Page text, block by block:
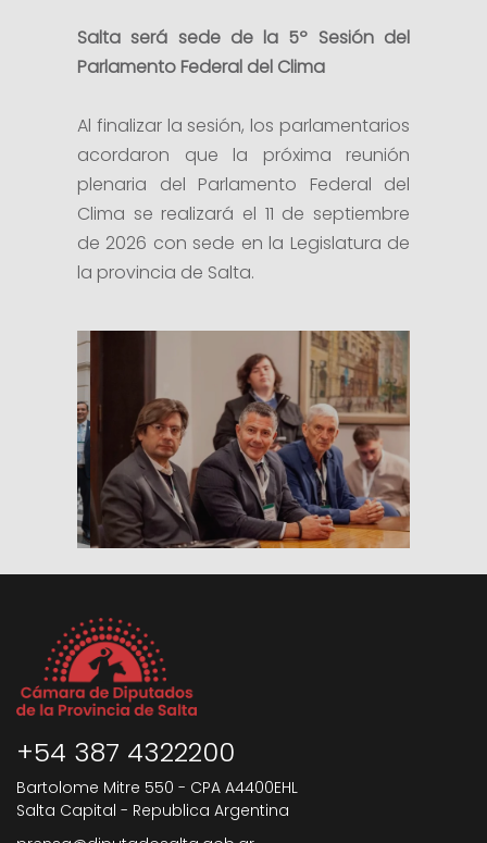
Salta será sede de la 5º Sesión del
Parlamento Federal del Clima
Al finalizar la sesión, los parlamentarios
acordaron que la próxima reunión
plenaria del Parlamento Federal del
Clima se realizará el 11 de septiembre
de 2026 con sede en la Legislatura de
la provincia de Salta.
+54 387 4322200
Bartolome Mitre 550 - CPA A4400EHL
Salta Capital - Republica Argentina